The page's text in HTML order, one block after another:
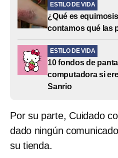
ESTILO DE VIDA
¿Qué es
contamos qué las
ESTILO DE VIDA
10 fondos de
computadora si
Sanrio
Por su parte, Cuidado
dado ningún
su tienda.